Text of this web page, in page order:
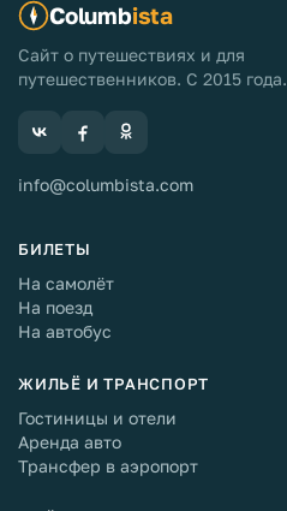
Columbista
Сайт о путешествиях и для
путешественников. С 2015 года.
info@columbista.com
БИЛЕТЫ
На самолёт
На поезд
На автобус
ЖИЛЬЁ И ТРАНСПОРТ
Гостиницы и отели
Аренда авто
Трансфер в аэропорт